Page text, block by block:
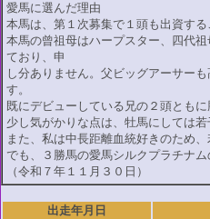
愛馬に選んだ理由
本馬は、第１次募集で１頭も出資す
本馬の曾祖母はハープスター、四代
ており、申
し分ありません。父ビッグアーサー
す。
既にデビューしている兄の２頭ともに
少し気がかりな点は、牡馬にしては若
また、私は中長距離血統好きのため
でも、３勝馬の愛馬シルクプラチナ
（令和７年１１月３０日）
出走年月日